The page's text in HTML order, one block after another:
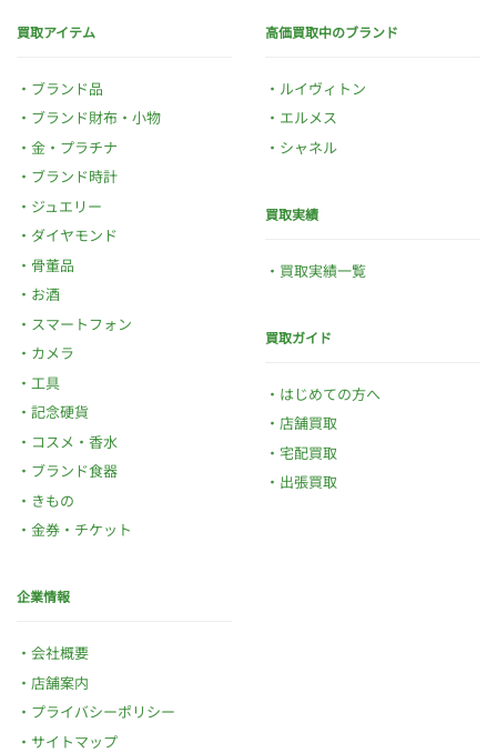
買取アイテム
ブランド品
ブランド財布・小物
金・プラチナ
ブランド時計
ジュエリー
ダイヤモンド
骨董品
お酒
スマートフォン
カメラ
工具
記念硬貨
コスメ・香水
ブランド食器
きもの
金券・チケット
高価買取中のブランド
ルイヴィトン
エルメス
シャネル
買取実績
買取実績一覧
買取ガイド
はじめての方へ
店舗買取
宅配買取
出張買取
企業情報
会社概要
店舗案内
プライバシーポリシー
サイトマップ